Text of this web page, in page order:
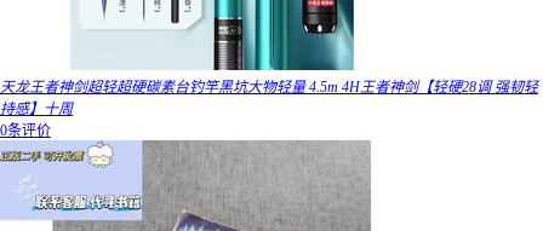
天龙王者神剑超轻超硬碳素台钓竿黑坑大物轻量 4.5m 4H王者神剑【轻硬28调 强韧轻
持感】十周
0条评价